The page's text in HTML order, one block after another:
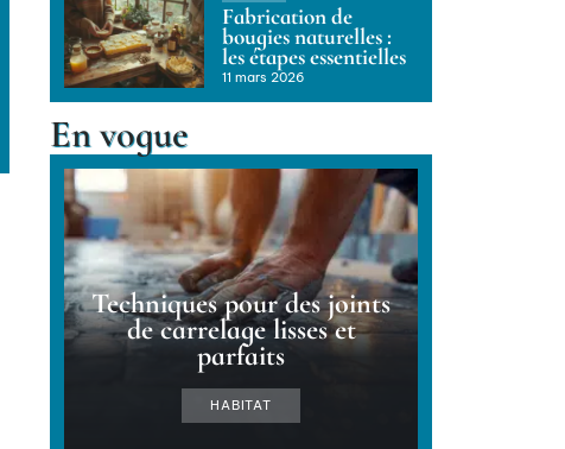
Fabrication de
bougies naturelles :
les étapes essentielles
11 mars 2026
En vogue
Techniques pour des joints
de carrelage lisses et
parfaits
HABITAT